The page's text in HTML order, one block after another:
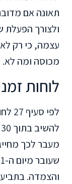
תאונה אם
ולצורך הפעלת
עצמה, כי רק
מכוסה ומה לא.
לוחות
והצמדה.